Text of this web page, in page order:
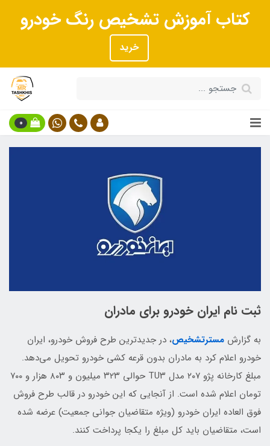
کتاب آموزش تشخیص رنگ خودرو
خرید
0
ثبت نام ایران خودرو برای مادران
به گزارش مسترتشخیص، در جدیدترین طرح فروش خودرو، ایران
خودرو اعلام کرد به مادران بدون قرعه کشی خودرو تحویل می‌دهد.
مبلغ کارخانه پژو ۲۰۷ مدل TU۳ حوالی ۳۲۳ میلیون و ۸۰۳ هزار و ۷۰۰
تومان اعلام شده است. از آنجایی که این خودرو در قالب طرح فروش
فوق العاده ایران خودرو (ویژه متقاضیان جوانی جمعیت) عرضه شده
است، متقاضیان باید کل مبلغ را یکجا پرداخت کنند.